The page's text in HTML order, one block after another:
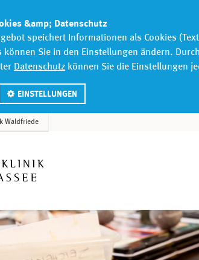
&amp; Datenschutz
speichert Informationen als Cookies
können Sie in den Einstellungen ändern.
Datenschutz können Sie die Einstellungen
EINSTELLUNGEN
Waldfriede